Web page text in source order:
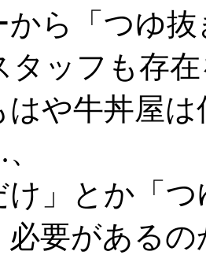
から「つゆ
タッフも存
はや牛丼屋
け」とか「
必要がある